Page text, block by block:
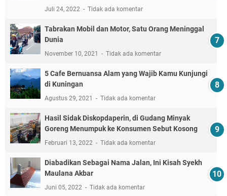
Juli 24, 2022 Tidak ada komentar
Tabrakan Mobil dan Motor, Satu Orang Meninggal
Dunia
November 10, 2021 Tidak ada komentar
5 Cafe Bernuansa Alam yang Wajib Kamu Kunjungi
di Kuningan
Agustus 29, 2021 Tidak ada komentar
Hasil Sidak Diskopdaperin, di Gudang Minyak
Goreng Menumpuk ke Konsumen Sebut Kosong
Februari 13, 2022 Tidak ada komentar
Diabadikan Sebagai Nama Jalan, Ini Kisah Syekh
Maulana Akbar
Juni 05, 2022 Tidak ada komentar